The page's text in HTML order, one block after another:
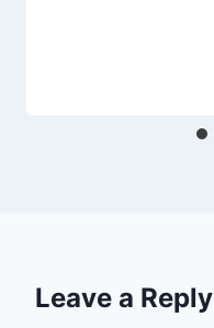
Leave a Reply